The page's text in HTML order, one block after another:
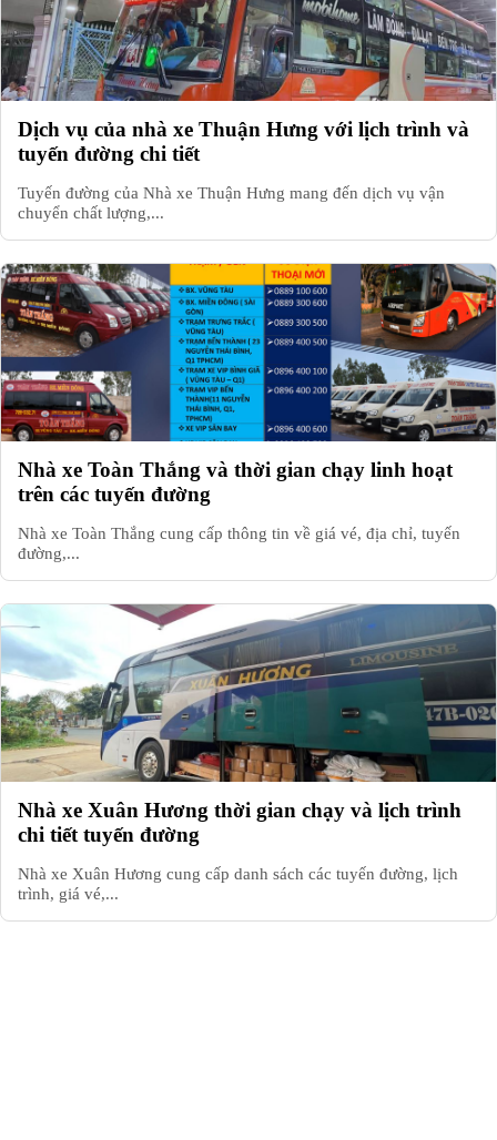
Dịch vụ của nhà xe Thuận Hưng với lịch trình và
tuyến đường chi tiết
Tuyến đường của Nhà xe Thuận Hưng mang đến dịch vụ vận
chuyển chất lượng,...
Nhà xe Toàn Thắng và thời gian chạy linh hoạt
trên các tuyến đường
Nhà xe Toàn Thắng cung cấp thông tin về giá vé, địa chỉ, tuyến
đường,...
Nhà xe Xuân Hương thời gian chạy và lịch trình
chi tiết tuyến đường
Nhà xe Xuân Hương cung cấp danh sách các tuyến đường, lịch
trình, giá vé,...